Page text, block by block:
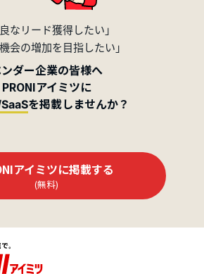
良なリード獲得したい」
機会の増加を目指したい」
ダー企業の皆様へ
PRONIアイミツに
を掲載しませんか？
アイミツに掲載する
(無料)